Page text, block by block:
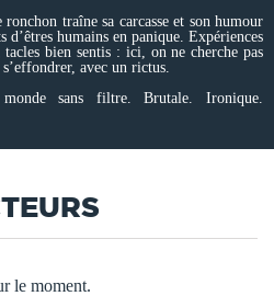
traîne sa carcasse et son humour
d’êtres humains en panique. Expériences
bien sentis : ici, on ne cherche pas
avec un rictus.
sans filtre. Brutale. Ironique.
le moment.